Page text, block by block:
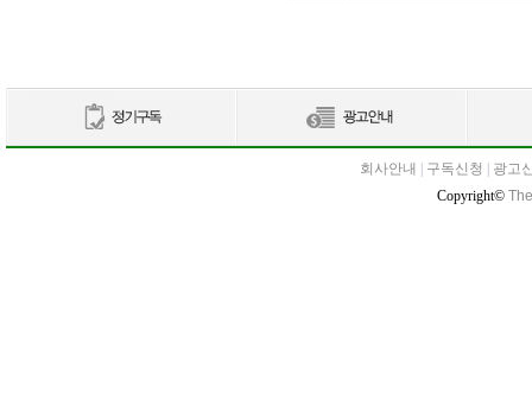
회사안내 구독신청
광고
Copyright©